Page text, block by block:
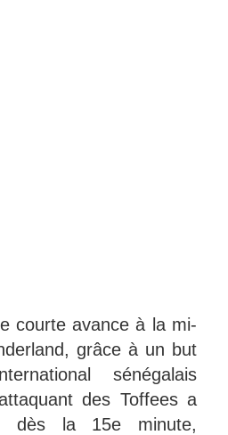
courte avance à la mi-
grâce à un but
sénégalais
des Toffees a
dès la 15e minute,